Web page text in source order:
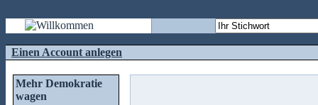
Einen Account anlegen
Mehr Demokratie
wagen